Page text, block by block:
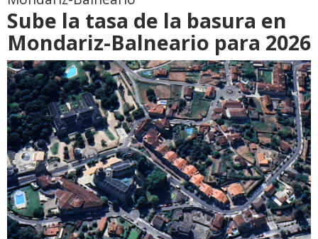
Sube la tasa de la basura en
Mondariz-Balneario para 2026